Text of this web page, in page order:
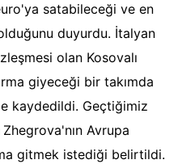
satabileceği ve en
duyurdu. İtalyan
olan Kosovalı
giyeceği bir takımda
kaydedildi. Geçtiğimiz
Avrupa
gitmek istediği belirtildi.